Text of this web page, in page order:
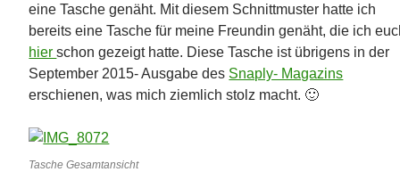
eine Tasche genäht. Mit diesem Schnittmuster hatte ich
bereits eine Tasche für meine Freundin genäht, die ich
hierschon gezeigt hatte. Diese Tasche ist übrigens in der
September 2015- Ausgabe des Snaply- Magazins
erschienen, was mich ziemlich stolz macht. 🙂
Tasche Gesamtansicht